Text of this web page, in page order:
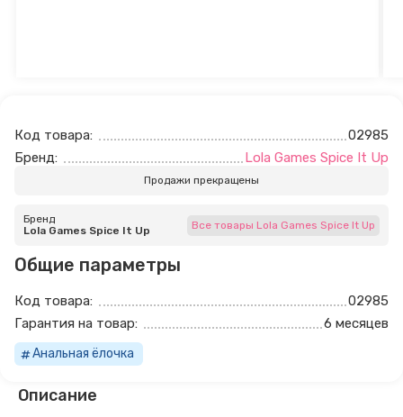
Код товара:
02985
Бренд:
Lola Games Spice It Up
Продажи прекращены
Бренд
Lola Games Spice It Up
Все товары Lola Games Spice It Up
Общие параметры
Код товара:
02985
Гарантия на товар:
6 месяцев
Анальная ёлочка
Описание